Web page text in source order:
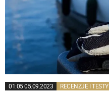
01:05 05.09.2023 RECENZJE I TESTY